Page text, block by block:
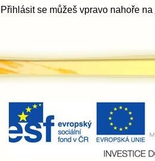
Přihlásit se můžeš vpravo nahoře na